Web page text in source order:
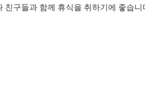
구들과 함께 휴식을 취하기에 좋습니